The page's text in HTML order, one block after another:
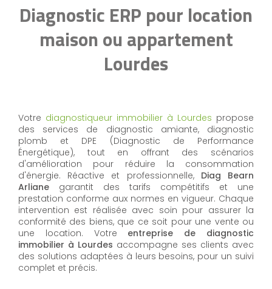
Diagnostic ERP pour location
maison ou appartement
Lourdes
Votre diagnostiqueur immobilier à Lourdes propose
des services de diagnostic amiante, diagnostic
plomb et DPE (Diagnostic de Performance
Énergétique), tout en offrant des scénarios
d'amélioration pour réduire la consommation
d'énergie. Réactive et professionnelle, Diag Bearn
Arliane garantit des tarifs compétitifs et une
prestation conforme aux normes en vigueur. Chaque
intervention est réalisée avec soin pour assurer la
conformité des biens, que ce soit pour une vente ou
une location. Votre entreprise de diagnostic
immobilier à Lourdes accompagne ses clients avec
des solutions adaptées à leurs besoins, pour un suivi
complet et précis.